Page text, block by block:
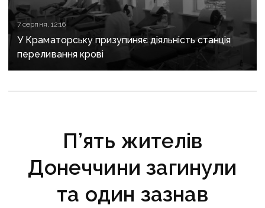
7 серпня, 12:16
У Краматорську призупиняє діяльність станція
переливання крові
П’ять жителів
Донеччини загинули
та один зазнав